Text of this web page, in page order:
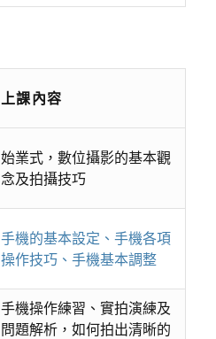
上課內容
始業式，數位攝影的基本觀
念及拍攝技巧
手機的基本設定、手機各項
操作技巧、手機基本調整
手機操作練習、實拍演練及
問題解析，如何拍出清晰的